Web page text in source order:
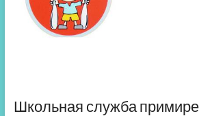
Школьная служба